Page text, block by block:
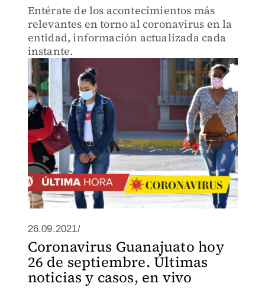
Entérate de los acontecimientos más
relevantes en torno al coronavirus en la
entidad, información actualizada cada
instante.
26.09.2021/
Coronavirus Guanajuato hoy
26 de septiembre. Últimas
noticias y casos, en vivo